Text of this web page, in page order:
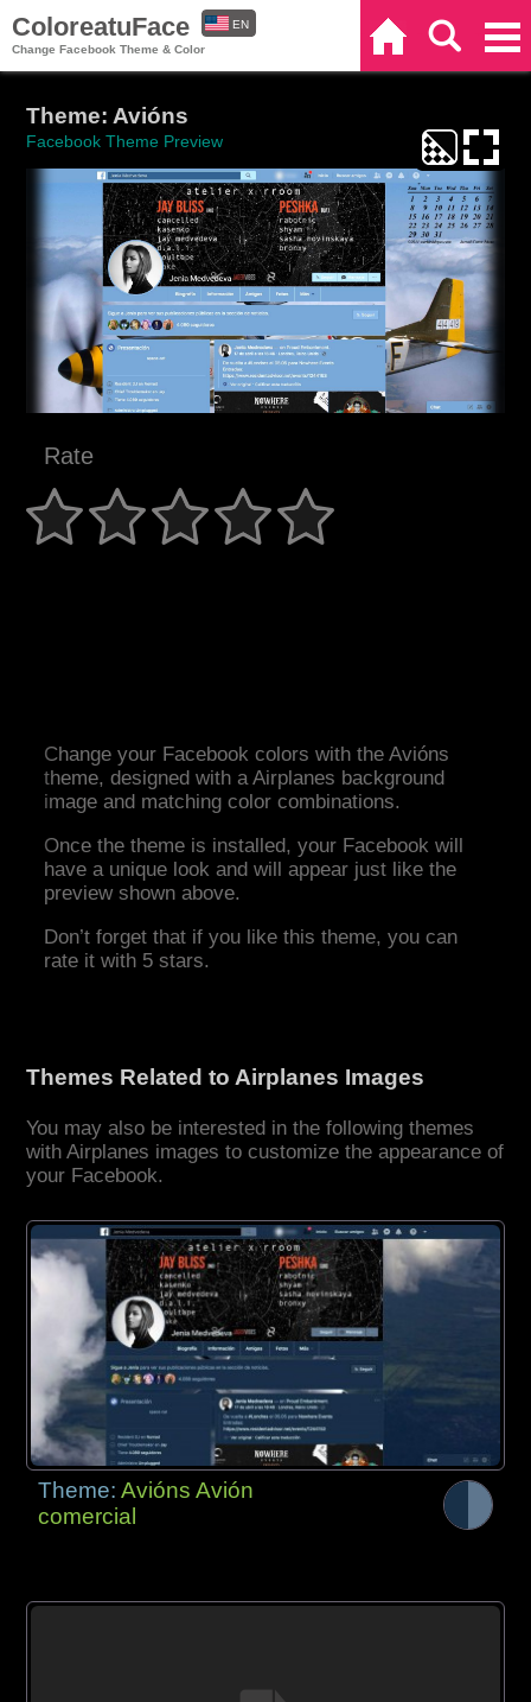
ColoreatuFace
Change Facebook Theme & Color
EN
Theme: Avións
Facebook Theme Preview
Rate
Change your Facebook colors with the Avións
theme, designed with a Airplanes background
image and matching color combinations.
Once the theme is installed, your Facebook will
have a unique look and will appear just like the
preview shown above.
Don’t forget that if you like this theme, you can
rate it with 5 stars.
Themes Related to Airplanes Images
You may also be interested in the following themes
with Airplanes images to customize the appearance of
your Facebook.
Theme:Avións Avión
comercial